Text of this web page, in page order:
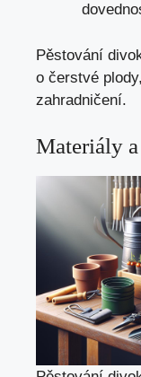
Pěstování
o čerstvé
zahradničení.
Materiály